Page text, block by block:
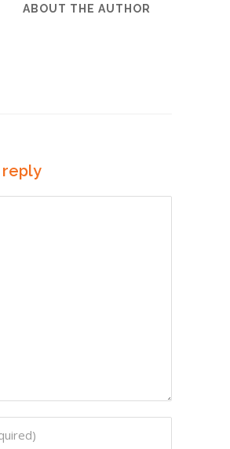
ABOUT THE AUTHOR
reply